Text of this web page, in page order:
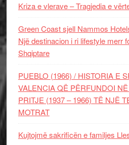
Kriza e vlerave – Tragjedia e
Green Coast sjell Nammos
Një destinacion i ri lifestyle merr
Shqiptare
PUEBLO (1966) / HISTORIA E
VALENCIA QË PËRFUNDOI
PRITJE (1937 – 1966) TË NJË
MOTRAT
Kujtojmë sakrificën e familjes